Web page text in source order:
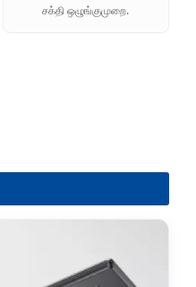
சக்தி ஒழுங்குமுறை.